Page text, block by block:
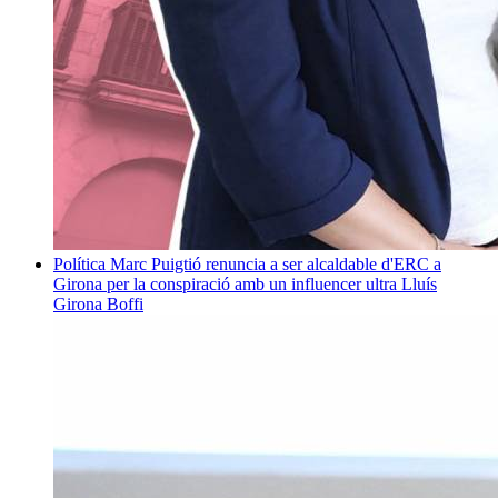
Política Marc Puigtió renuncia a ser alcaldable d'ERC a
Girona per la conspiració amb un influencer ultra Lluís
Girona Boffi